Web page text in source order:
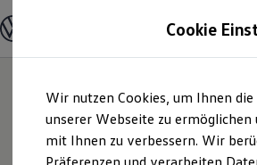
Hauptinhalt
springen
Footer
springen
Modelle und Konfigurator
Modelle vergleichen
Elektroautos
ENERGY Sondermodelle
Nutzfahrzeuge
SUV und CUV
Cookie
Wir nutzen Cookies, um Ihnen
unserer Webseite zu
mit Ihnen zu verbessern. Wir
Präferenzen und verarbeiten